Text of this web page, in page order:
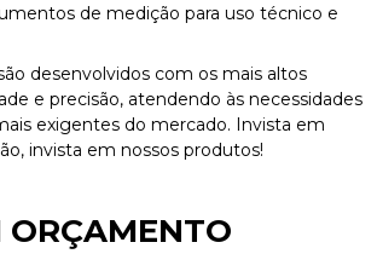
de medição para uso técnico e
desenvolvidos com os mais altos
e precisão, atendendo às necessidades
exigentes do mercado. Invista em
invista em nossos produtos!
ORÇAMENTO